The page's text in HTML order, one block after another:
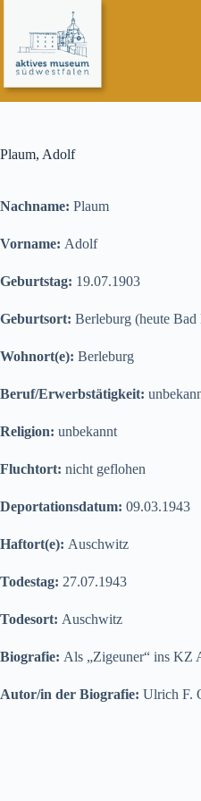
springen
Plaum, Adolf
Nachname: Plaum
Vorname: Adolf
Geburtstag: 19.07.1903
Geburtsort: Berleburg (heute Bad
Wohnort(e): Berleburg
Beruf/Erwerbstätigkeit:
Religion: unbekannt
Fluchtort: nicht geflohen
Deportationsdatum: 09.03.1943
Haftort(e): Auschwitz
Todestag: 27.07.1943
Todesort: Auschwitz
Biografie: Als „Zigeuner“ ins KZ
Autor/in der Biografie: Ulrich F.